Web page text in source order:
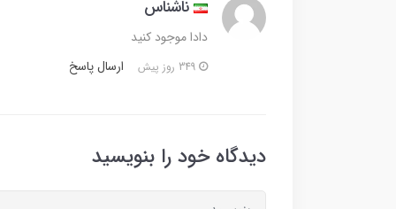
ناشناس
دادا موجود کنید
ارسال پاسخ
دیدگاه خود را بنویسید